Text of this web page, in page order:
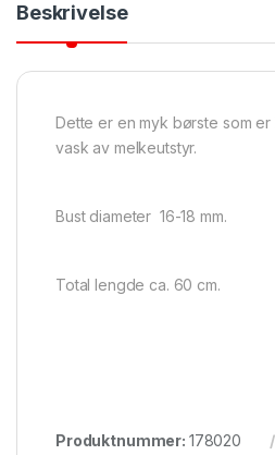
Beskrivelse
Dette er en myk børste som
vask av melkeutstyr.
Bust diameter 16-18 mm.
Total lengde ca. 60 cm.
Produktnummer: 178020